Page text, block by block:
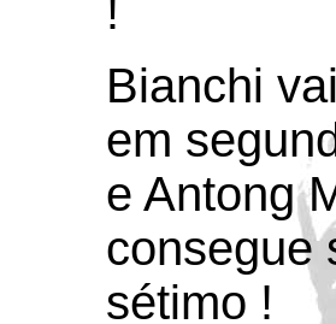
!
Bianchi
em
e Antong
consegue
sétimo !